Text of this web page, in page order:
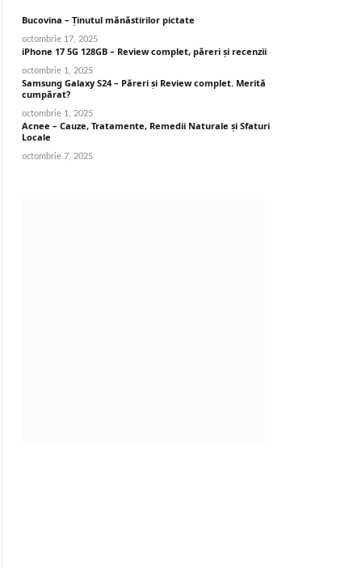
Bucovina – Ținutul mănăstirilor pictate
octombrie 17, 2025
iPhone 17 5G 128GB – Review complet, păreri și recenzii
octombrie 1, 2025
Samsung Galaxy S24 – Păreri și Review complet. Merită
cumpărat?
octombrie 1, 2025
Acnee – Cauze, Tratamente, Remedii Naturale și Sfaturi
Locale
octombrie 7, 2025